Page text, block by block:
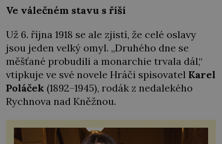
Ve válečném stavu s říší
Už 6. října 1918 se ale zjistí, že celé oslavy
jsou jeden velký omyl. „Druhého dne se
měšťané probudili a monarchie trvala dál,“
vtipkuje ve své novele Hráči spisovatel Karel
Poláček (1892–1945), rodák z nedalekého
Rychnova nad Kněžnou.